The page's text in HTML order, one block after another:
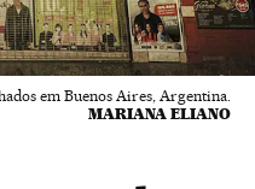
em Buenos Aires, Argentina.
MARIANA ELIANO